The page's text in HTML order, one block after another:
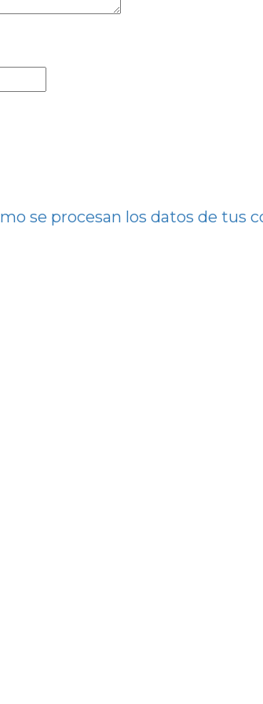
se procesan los datos de tus